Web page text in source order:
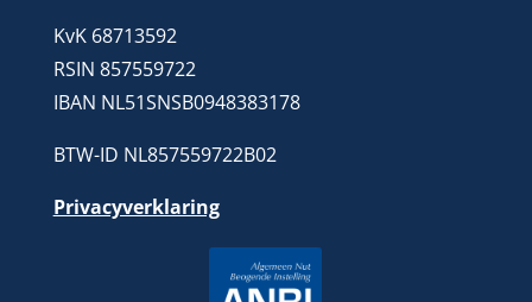
KvK 68713592
RSIN 857559722
IBAN NL51SNSB0948383178
BTW-ID NL857559722B02
Privacyverklaring